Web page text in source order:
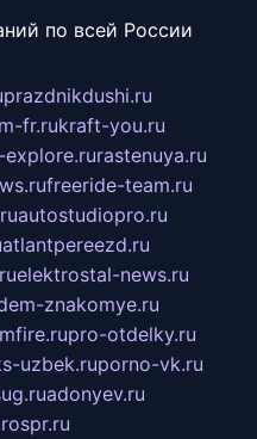
по всей России
prazdnikdushi.ru
fr.rukraft-you.ru
rastenuya.ru
freeride-team.ru
autostudiopro.ru
atlantpereezd.ru
elektrostal-news.ru
znakomye.ru
pro-otdelky.ru
uzbek.ruporno-vk.ru
adonyev.ru